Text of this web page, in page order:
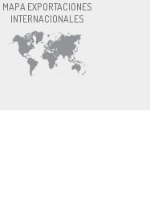
MAPA EXPORTACIONES
INTERNACIONALES